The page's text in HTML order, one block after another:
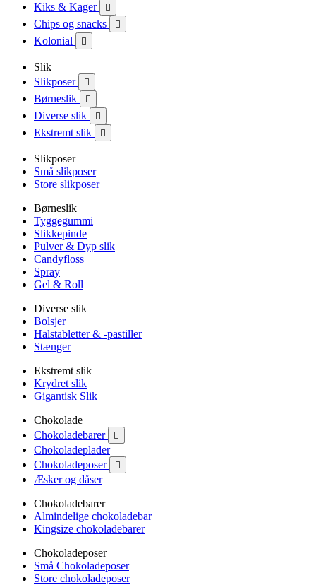
Kiks & Kager 
Chips og snacks 
Kolonial 
Slik
Slikposer

Børneslik 
Diverse slik 
Ekstremt slik 
Slikposer
Små slikposer
Store slikposer
Børneslik
Tyggegummi
Slikkepinde
Pulver & Dyp slik
Candyfloss
Spray
Gel & Roll
Diverse slik
Bolsjer
Halstabletter & -pastiller
Stænger
Ekstremt slik
Krydret slik
Gigantisk Slik
Chokolade
Chokoladebarer

Chokoladeplader
Chokoladeposer

Æsker og dåser
Chokoladebarer
Almindelige chokoladebar
Kingsize chokoladebarer
Chokoladeposer
Små Chokoladeposer
Store chokoladeposer